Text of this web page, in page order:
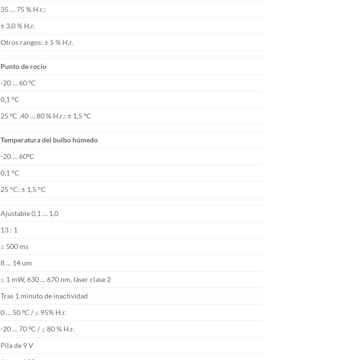
35 … 75 % H.r.:
± 3,0 % H.r.
Otros rangos: ± 5 % H.r.
Punto de rocío
-20 … 60 ºC
0,1 °C
25 ºC ,40 … 80 % H.r.: ± 1,5 ºC
Temperatura del bulbo húmedo
-20 … 60ºC
0,1 °C
25 °C: ± 1,5 °C
Ajustable 0,1 … 1,0
13 : 1
≤ 500 ms
8 … 14 um
≤ 1 mW, 630 … 670 nm, láser clase 2
Tras 1 minuto de inactividad
0 … 50 ºC / ≤ 95% H.r.
-20 … 70 ºC / ≤ 80 % H.r.
Pila de 9 V